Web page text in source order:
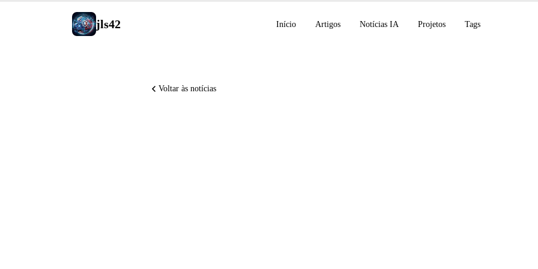
jls42 Início Artigos Notícias IA Projetos Tags
Voltar às notícias